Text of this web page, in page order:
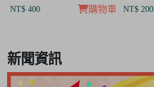
NT$ 200 購物車 NT$ 400
of
2
新聞資訊